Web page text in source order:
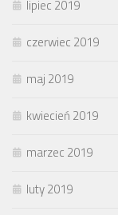
lipiec 2019
czerwiec 2019
maj 2019
kwiecień 2019
marzec 2019
luty 2019